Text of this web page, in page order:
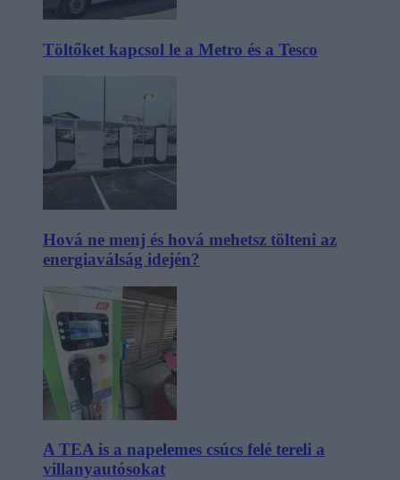
Töltőket kapcsol le a Metro és a Tesco
Hová ne menj és hová mehetsz tölteni az
energiaválság idején?
A TEA is a napelemes csúcs felé tereli a
villanyautósokat